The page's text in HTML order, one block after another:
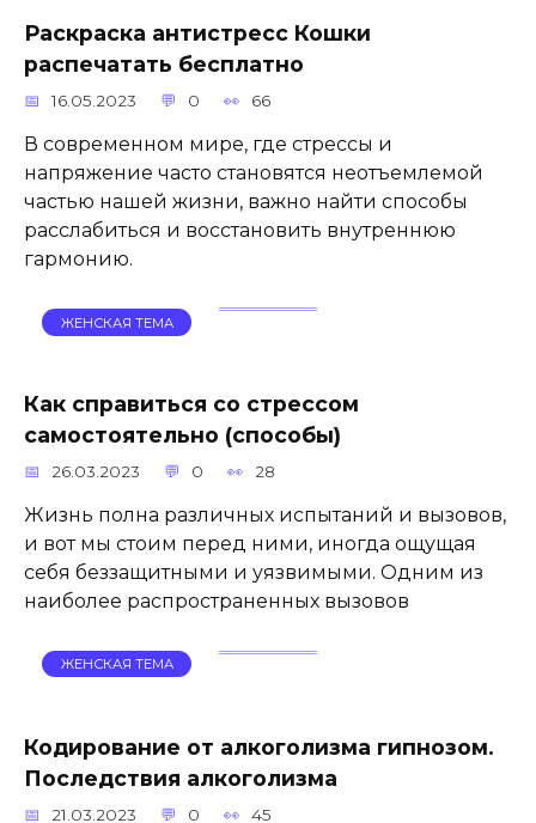
Раскраска антистресс Кошки
распечатать бесплатно
16.05.2023 0 66
В современном мире, где стрессы и
напряжение часто становятся неотъемлемой
частью нашей жизни, важно найти способы
расслабиться и восстановить внутреннюю
гармонию.
ЖЕНСКАЯ ТЕМА
Как справиться со стрессом
самостоятельно (способы)
26.03.2023 0 28
Жизнь полна различных испытаний и вызовов,
и вот мы стоим перед ними, иногда ощущая
себя беззащитными и уязвимыми. Одним из
наиболее распространенных вызовов
ЖЕНСКАЯ ТЕМА
Кодирование от алкоголизма гипнозом.
Последствия алкоголизма
21.03.2023 0 45